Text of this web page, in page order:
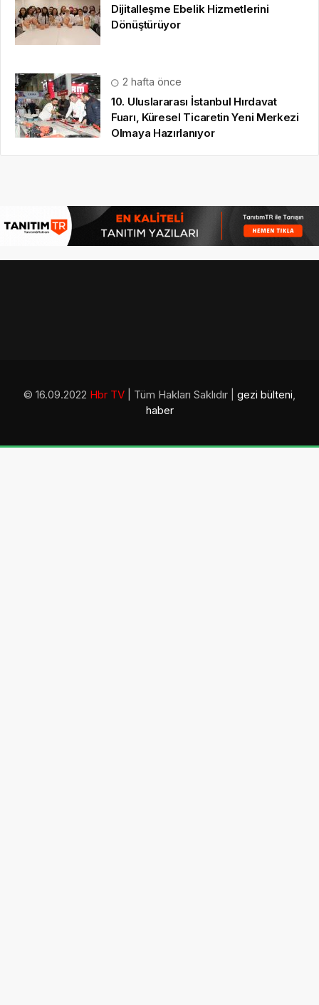
Dijitalleşme Ebelik Hizmetlerini
Dönüştürüyor
2 hafta önce
10. Uluslararası İstanbul Hırdavat
Fuarı, Küresel Ticaretin Yeni Merkezi
Olmaya Hazırlanıyor
© 16.09.2022 Hbr TV | Tüm Hakları Saklıdır | gezi bülteni,
haber